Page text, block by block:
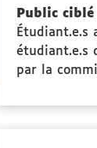
Public ciblé
Étudiant.e.s
étudiant.e.s
par la